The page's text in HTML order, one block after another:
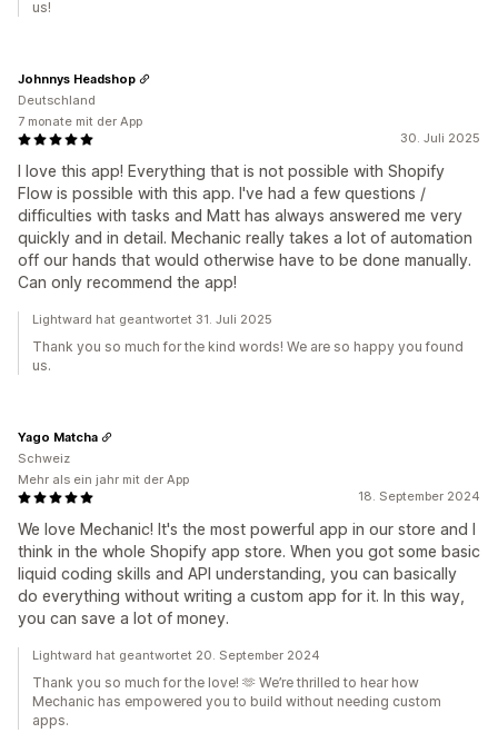
us!
30. Juli 2025
I love this app! Everything that is not possible with Shopify
Flow is possible with this app. I've had a few questions /
difficulties with tasks and Matt has always answered me very
quickly and in detail. Mechanic really takes a lot of automation
off our hands that would otherwise have to be done manually.
Can only recommend the app!
Johnnys Headshop
Deutschland
7 monate mit der App
Lightward hat geantwortet 31. Juli 2025
Thank you so much for the kind words! We are so happy you found
us.
18. September 2024
We love Mechanic! It's the most powerful app in our store and I
think in the whole Shopify app store. When you got some basic
liquid coding skills and API understanding, you can basically
do everything without writing a custom app for it. In this way,
you can save a lot of money.
Yago Matcha
Schweiz
Mehr als ein jahr mit der App
Lightward hat geantwortet 20. September 2024
Thank you so much for the love! 🫶 We’re thrilled to hear how
Mechanic has empowered you to build without needing custom
apps.